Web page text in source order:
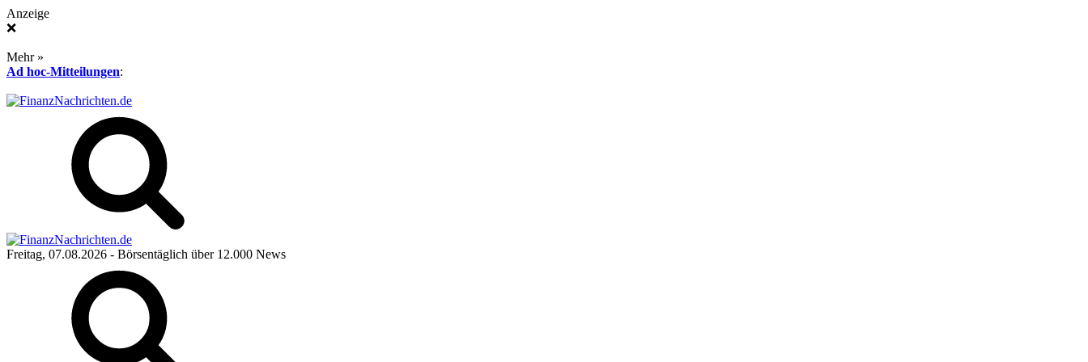
Anzeige
❌
Mehr »
Ad hoc-Mitteilungen:
Freitag, 07.08.2026 - Börsentäglich über 12.000 News